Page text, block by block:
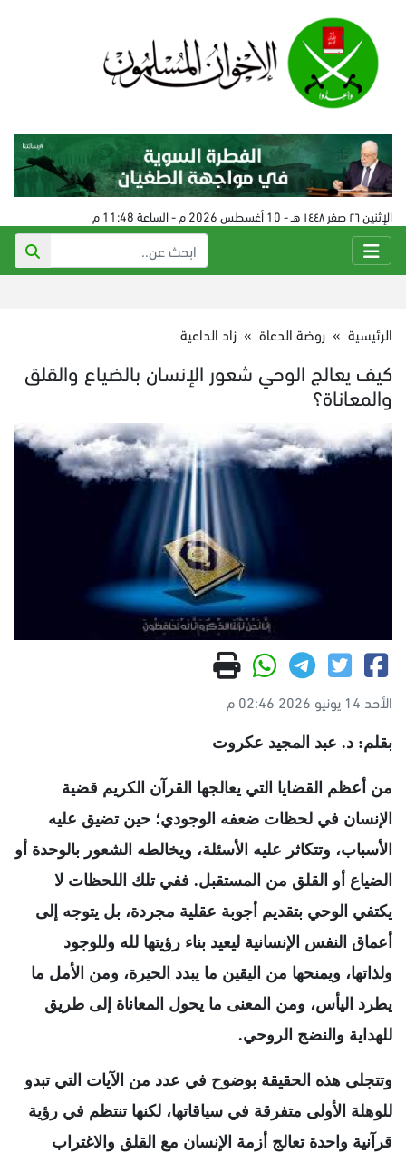
الإثنين ٢٦ صفر ١٤٤٨ هـ - 10 أغسطس 2026 م - الساعة 11:48 م
الرئيسية » روضة الدعاة » زاد الداعية
كيف يعالج الوحي شعور الإنسان بالضياع والقلق
والمعاناة؟
الأحد 14 يونيو 2026 02:46 م
بقلم: د. عبد المجيد عكروت
من أعظم القضايا التي يعالجها القرآن الكريم قضية
الإنسان في لحظات ضعفه الوجودي؛ حين تضيق عليه
الأسباب، وتتكاثر عليه الأسئلة، ويخالطه الشعور بالوحدة أو
الضياع أو القلق من المستقبل. ففي تلك اللحظات لا
يكتفي الوحي بتقديم أجوبة عقلية مجردة، بل يتوجه إلى
أعماق النفس الإنسانية ليعيد بناء رؤيتها لله وللوجود
ولذاتها، ويمنحها من اليقين ما يبدد الحيرة، ومن الأمل ما
يطرد اليأس، ومن المعنى ما يحول المعاناة إلى طريق
للهداية والنضج الروحي.
وتتجلى هذه الحقيقة بوضوح في عدد من الآيات التي تبدو
للوهلة الأولى متفرقة في سياقاتها، لكنها تنتظم في رؤية
قرآنية واحدة تعالج أزمة الإنسان مع القلق والاغتراب